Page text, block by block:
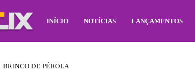
INÍCIO NOTÍCIAS LANÇAMENTOS
BRINCO DE PÉROLA